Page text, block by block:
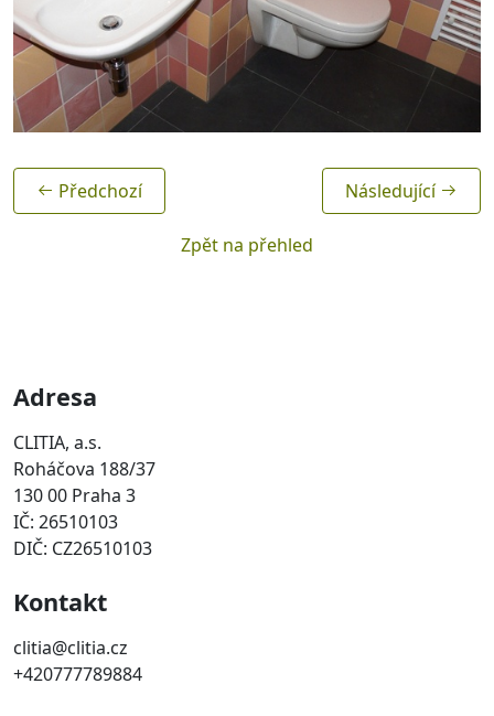
Předchozí
Zpět na přehled
Následující
Adresa
CLITIA, a.s.
Roháčova 188/37
130 00 Praha 3
IČ: 26510103
DIČ: CZ26510103
Kontakt
clitia@clitia.cz
+420777789884